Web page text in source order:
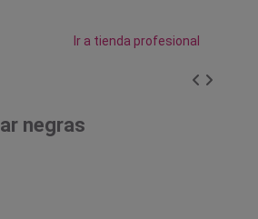
Ir a tienda profesional
negras